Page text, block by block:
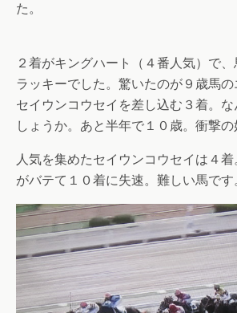
た。
２着がキングハート（４番人気）で
ラッキーでした。驚いたのが９歳馬
セイウンコウセイを差し込む３着。
しょうか。あと半年で１０歳。衝撃の
人気を集めたセイウンコウセイは４
がバテて１０着に失速。難しい馬です